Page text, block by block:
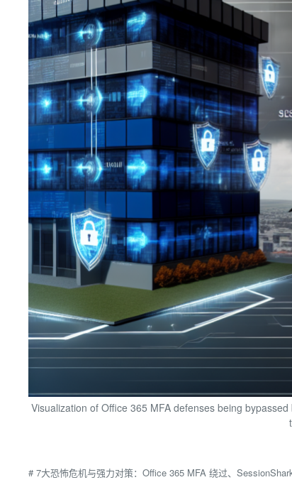
Visualization of Office 365 MFA defenses being
# 7大恐怖危机与强力对策：Office 365 MFA 绕过、